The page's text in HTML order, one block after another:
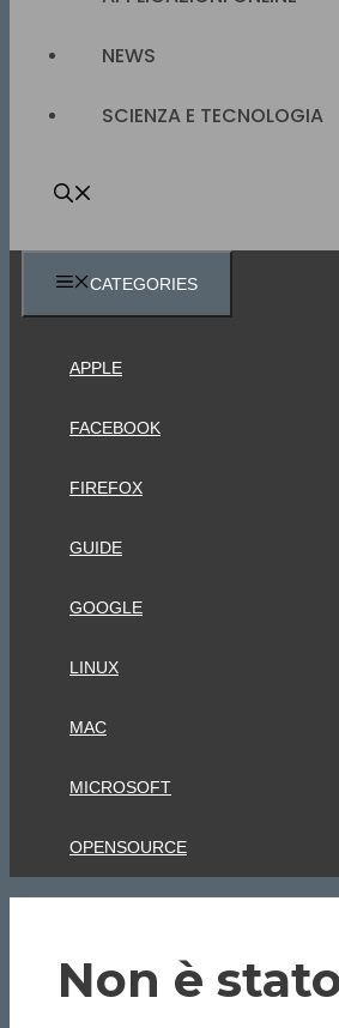
NEWS
SCIENZA E TECNOLOGIA
CATEGORIES
APPLE
FACEBOOK
FIREFOX
GUIDE
GOOGLE
LINUX
MAC
MICROSOFT
OPENSOURCE
Non è